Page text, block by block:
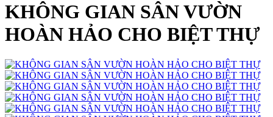
KHÔNG GIAN SÂN VƯỜN
HOÀN HẢO CHO BIỆT THỰ